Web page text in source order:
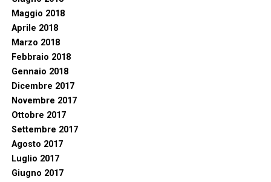
Maggio 2018
Aprile 2018
Marzo 2018
Febbraio 2018
Gennaio 2018
Dicembre 2017
Novembre 2017
Ottobre 2017
Settembre 2017
Agosto 2017
Luglio 2017
Giugno 2017